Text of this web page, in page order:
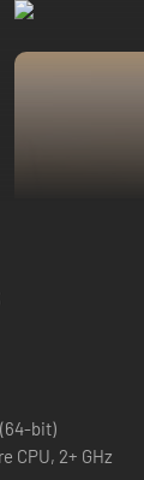
bit)
CPU, 2+ GHz